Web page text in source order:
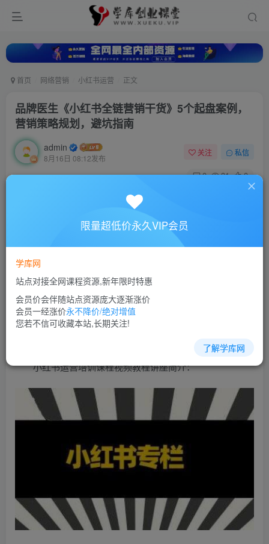
首页 网络营销 小红书运营 正文
品牌医生《小红书全链营销干货》5个起盘案例，
营销策略规划，避坑指南
admin
8月16日 08:12发布
关注 私信
0 31 0
此内容为付费资源，请付费后查看
10
立即购买
您当前未登录！建议登陆后购买，可保存购买订单
小红书运营培训课程视频教程讲座简介：
限量超低价永久VIP会员
学库网
站点对接全网课程资源,新年限时特惠
会员价会伴随站点资源庞大逐渐涨价
会员一经涨价永不降价/绝对增值
您若不信可收藏本站,长期关注!
了解学库网